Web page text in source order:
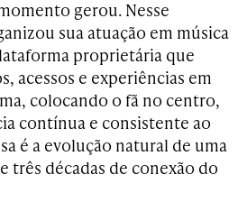
gerou. Nesse
sua atuação em música
proprietária que
acessos e experiências em
colocando o fã no centro,
contínua e consistente ao
é a evolução natural de uma
três décadas de conexão do